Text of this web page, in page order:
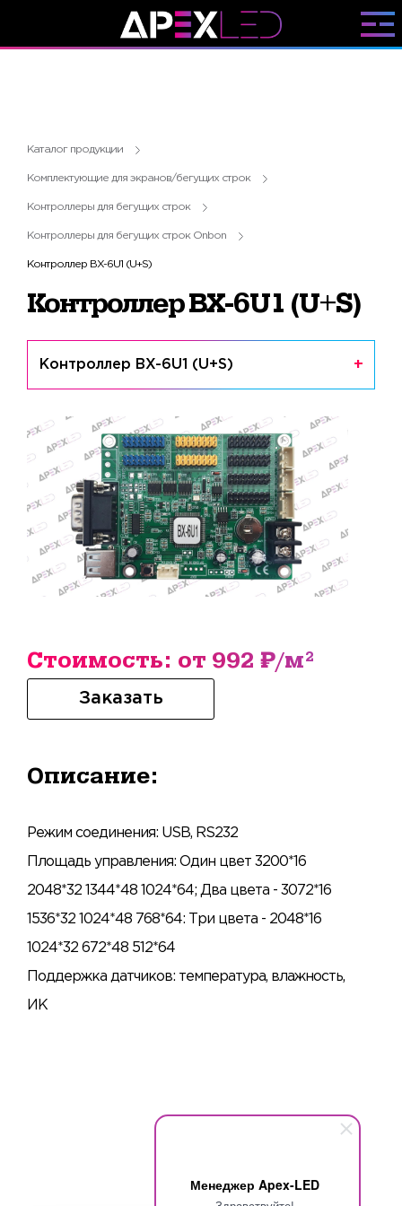
Менеджер Apex-LED
Каталог продукции
Комплектующие для экранов/бегущих строк
Контроллеры для бегущих строк
Контроллеры для бегущих строк Onbon
Контроллер BX-6U1 (U+S)
Контроллер BX-6U1 (U+S)
Контроллер BX-6U1 (U+S)
Стоимость: от 992 ₽/м²
Заказать
Описание:
Режим соединения: USB, RS232
Площадь управления: Один цвет 3200*16
2048*32 1344*48 1024*64; Два цвета - 3072*16
1536*32 1024*48 768*64: Три цвета - 2048*16
1024*32 672*48 512*64
Поддержка датчиков: температура, влажность,
ИК